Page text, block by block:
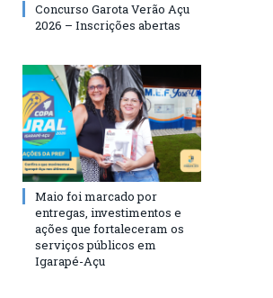
Concurso Garota Verão Açu
2026 – Inscrições abertas
Maio foi marcado por
entregas, investimentos e
ações que fortaleceram os
serviços públicos em
Igarapé-Açu